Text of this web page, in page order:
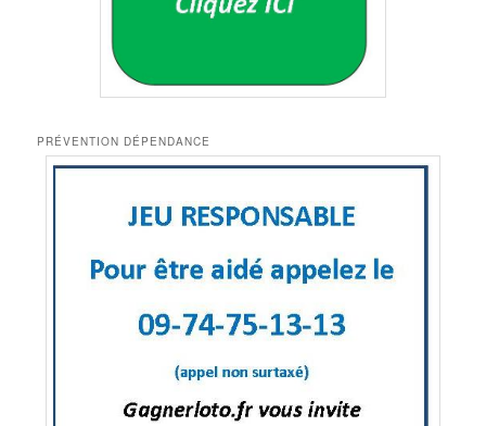
PRÉVENTION DÉPENDANCE